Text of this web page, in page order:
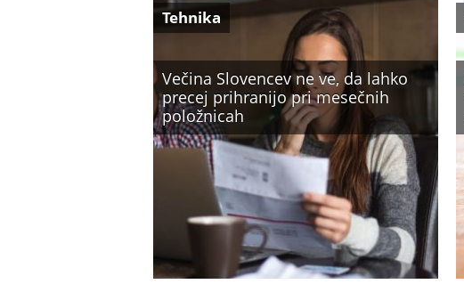
Večina Slovencev ne ve, da lahko
precej prihranijo pri mesečnih
položnicah
Tehnika